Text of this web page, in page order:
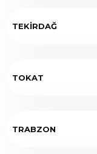
TEKİRDAĞ
TOKAT
TRABZON